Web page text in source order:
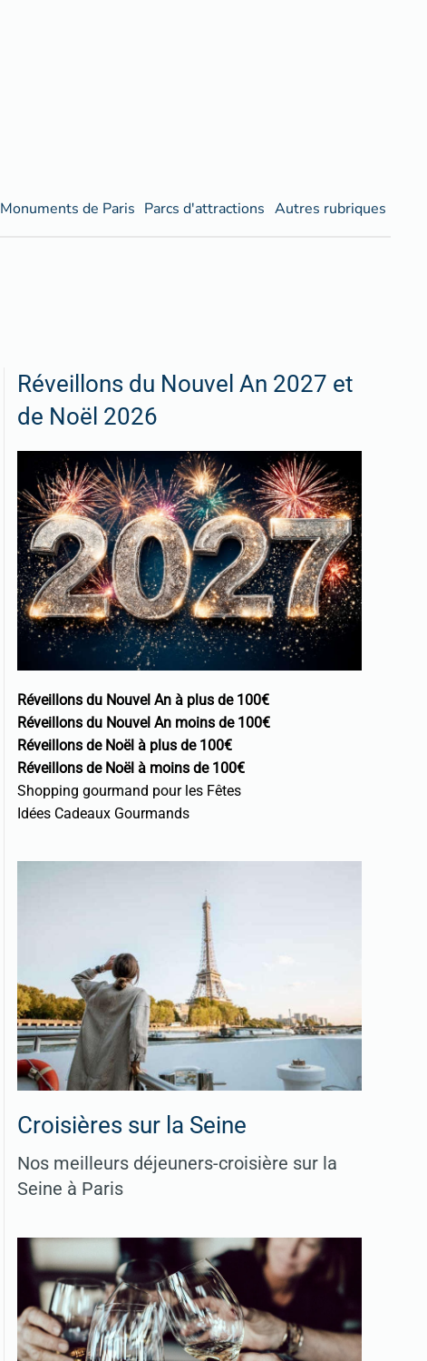
Monuments de Paris Parcs d'attractions Autres rubriques
Réveillons du Nouvel An 2027 et
de Noël 2026
Réveillons du Nouvel An à plus de 100€
Réveillons du Nouvel An moins de 100€
Réveillons de Noël à plus de 100€
Réveillons de Noël à moins de 100€
Shopping gourmand pour les Fêtes
Idées Cadeaux Gourmands
Croisières sur la Seine
Nos meilleurs déjeuners-croisière sur la
Seine à Paris